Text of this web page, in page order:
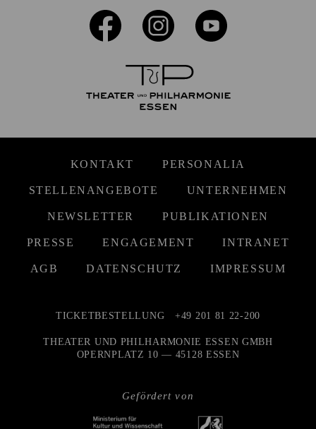
KONTAKT PERSONALIA
STELLENANGEBOTE UNTERNEHMEN
NEWSLETTER PUBLIKATIONEN
PRESSE ENGAGEMENT INTRANET
AGB DATENSCHUTZ IMPRESSUM
Gefördert von
TICKETBESTELLUNG +49 201 81 22-200
THEATER UND PHILHARMONIE ESSEN GMBH
OPERNPLATZ 10 — 45128 ESSEN